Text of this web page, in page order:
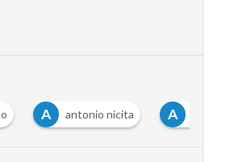
antonio nicita A audiovisivo